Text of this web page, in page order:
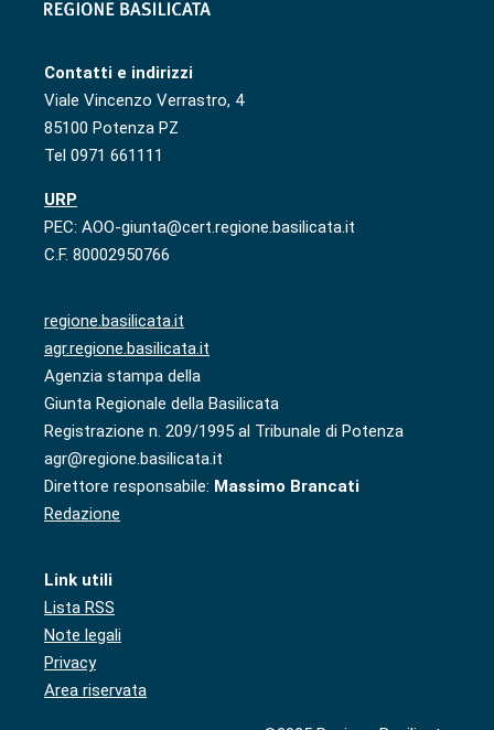
Contatti e indirizzi
Viale Vincenzo Verrastro, 4
85100 Potenza PZ
Tel 0971 661111
URP
PEC: AOO-giunta@cert.regione.basilicata.it
C.F. 80002950766
regione.basilicata.it
agr.regione.basilicata.it
Agenzia stampa della
Giunta Regionale della Basilicata
Registrazione n. 209/1995 al Tribunale di Potenza
agr@regione.basilicata.it
Direttore responsabile: Massimo Brancati
Redazione
Link utili
Lista RSS
Note legali
Privacy
Area riservata